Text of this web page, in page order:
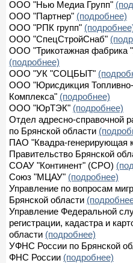
ООО "Нью Медиа Групп"
ООО "Партнер" (подробнее)
ООО "РПК групп"
ООО "СпецСтройСнаб"
ООО "Трикотажная фабрика
(подробнее)
ООО "УК "СОЦБЫТ"
ООО "Юрисдикция Топливно-
Комплекса" (подробнее)
ООО "ЮрТЭК" (подробнее)
Отдел адресно-
по Брянской области
ПАО "Квадра-генерирующая
Правительство Брянской
СОАУ "Континент" (СРО)
Союз "МЦАУ" (подробнее)
Управление по вопросам
Брянской области
Управление Федеральной
регистрации, кадастра и
области (подробнее)
УФНС России по Брянской
ФНС России (подробнее)